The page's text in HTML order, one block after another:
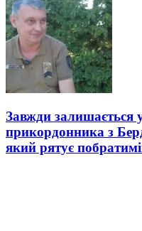
Завжди залишається
прикордонника з
який рятує